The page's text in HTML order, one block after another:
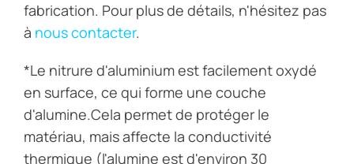
fabrication. Pour plus de détails, n'hésitez pas
à nous contacter.
*Le nitrure d'aluminium est facilement oxydé
en surface, ce qui forme une couche
d'alumine.Cela permet de protéger le
matériau, mais affecte la conductivité
thermique (l'alumine est d'environ 30